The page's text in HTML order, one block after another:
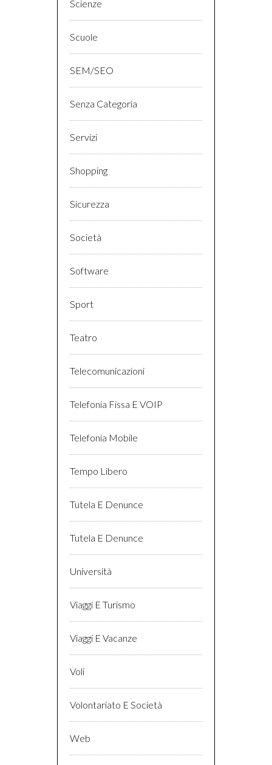
Scienze
Scuole
SEM/SEO
Senza Categoria
Servizi
Shopping
Sicurezza
Società
Software
Sport
Teatro
Telecomunicazioni
Telefonia Fissa E VOIP
Telefonia Mobile
Tempo Libero
Tutela E Denunce
Tutela E Denunce
Università
Viaggi E Turismo
Viaggi E Vacanze
Voli
Volontariato E Società
Web